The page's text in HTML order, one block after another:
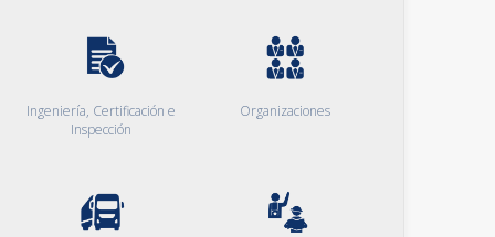
Ingeniería, Certificación e
Inspección
Organizaciones